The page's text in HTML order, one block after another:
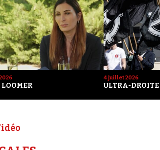
4 juillet 2026
ULTRA-DROITE